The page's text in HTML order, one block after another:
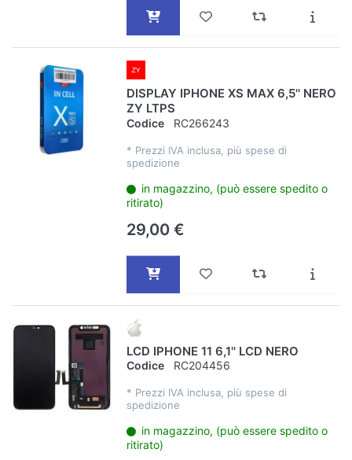
DISPLAY IPHONE XS MAX 6,5'' NERO
ZY LTPS
Codice RC266243
* Prezzi IVA inclusa, più spese di
spedizione
in magazzino, (può essere spedito o
ritirato)
29,00 €
LCD IPHONE 11 6,1'' LCD NERO
Codice RC204456
* Prezzi IVA inclusa, più spese di
spedizione
in magazzino, (può essere spedito o
ritirato)